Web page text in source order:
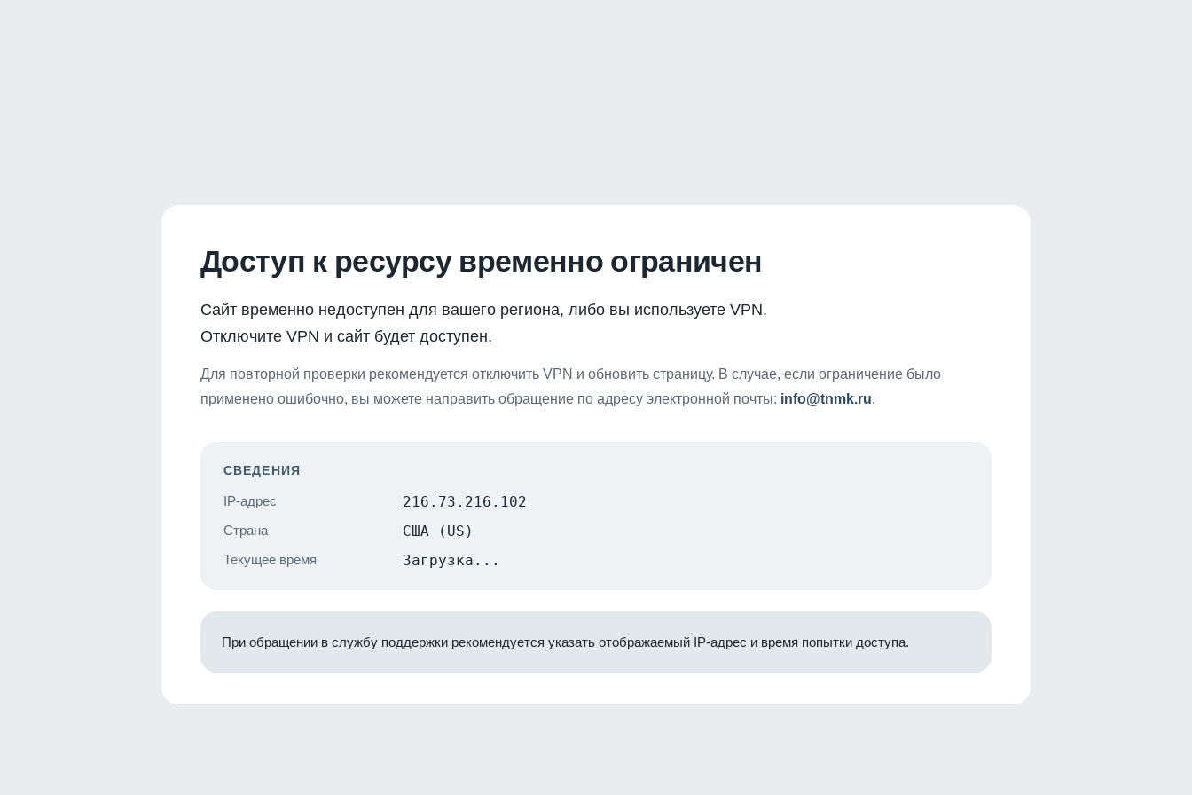
Доступ к ресурсу временно ограничен
Сайт временно недоступен для вашего региона, либо вы используете VPN.
Отключите VPN и сайт будет доступен.
Для повторной проверки рекомендуется отключить VPN и обновить страницу. В случае, если ограничение было
применено ошибочно, вы можете направить обращение по адресу электронной почты: info@tnmk.ru.
СВЕДЕНИЯ
IP-адрес 216.73.216.102
Страна США (US)
Текущее время Загрузка...
При обращении в службу поддержки рекомендуется указать отображаемый IP-адрес и время попытки доступа.